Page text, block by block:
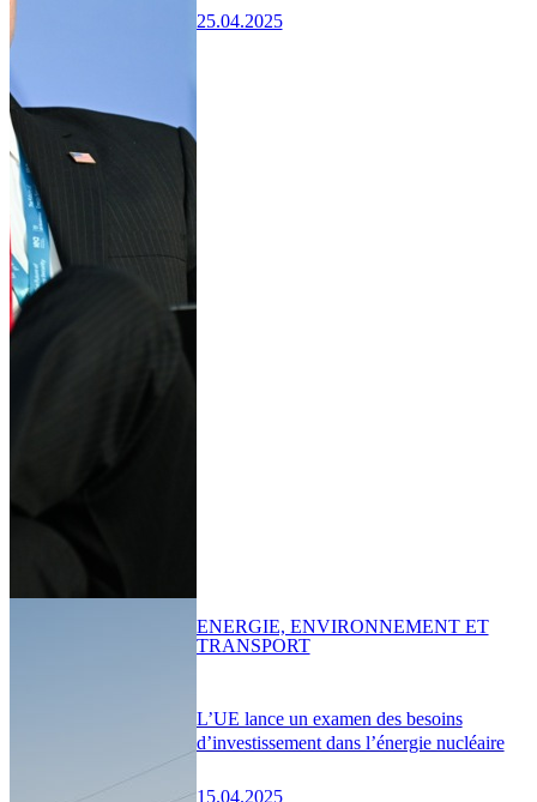
25.04.2025
L’UE lance un examen des besoins
d’investissement dans l’énergie nucléaire
15.04.2025
ENERGIE, ENVIRONNEMENT ET
TRANSPORT